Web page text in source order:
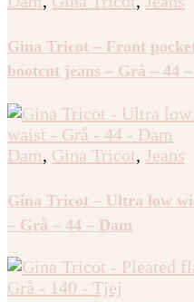
Gina Tricot – Front
bootcut jeans – Grå – 44 –
Gina Tricot – Ultra low